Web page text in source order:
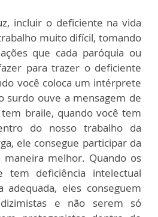
incluir o deficiente na vida
muito difícil, tomando
que cada paróquia ou
para trazer o deficiente
você coloca um intérprete
surdo ouve a mensagem de
braile, quando você tem
do nosso trabalho da
ele consegue participar da
maneira melhor. Quando os
tem deficiência intelectual
adequada, eles conseguem
e não serem só